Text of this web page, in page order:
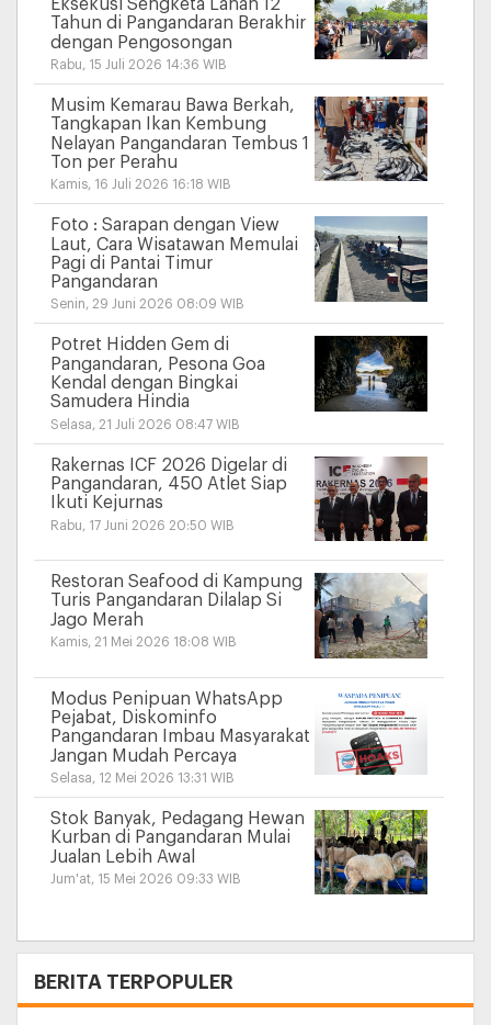
Eksekusi Sengketa Lahan 12
Tahun di Pangandaran Berakhir
dengan Pengosongan
Rabu, 15 Juli 2026 14:36 WIB
Musim Kemarau Bawa Berkah,
Tangkapan Ikan Kembung
Nelayan Pangandaran Tembus 1
Ton per Perahu
Kamis, 16 Juli 2026 16:18 WIB
Foto : Sarapan dengan View
Laut, Cara Wisatawan Memulai
Pagi di Pantai Timur
Pangandaran
Senin, 29 Juni 2026 08:09 WIB
Potret Hidden Gem di
Pangandaran, Pesona Goa
Kendal dengan Bingkai
Samudera Hindia
Selasa, 21 Juli 2026 08:47 WIB
Rakernas ICF 2026 Digelar di
Pangandaran, 450 Atlet Siap
Ikuti Kejurnas
Rabu, 17 Juni 2026 20:50 WIB
Restoran Seafood di Kampung
Turis Pangandaran Dilalap Si
Jago Merah
Kamis, 21 Mei 2026 18:08 WIB
Modus Penipuan WhatsApp
Pejabat, Diskominfo
Pangandaran Imbau Masyarakat
Jangan Mudah Percaya
Selasa, 12 Mei 2026 13:31 WIB
Stok Banyak, Pedagang Hewan
Kurban di Pangandaran Mulai
Jualan Lebih Awal
Jum'at, 15 Mei 2026 09:33 WIB
BERITA TERPOPULER